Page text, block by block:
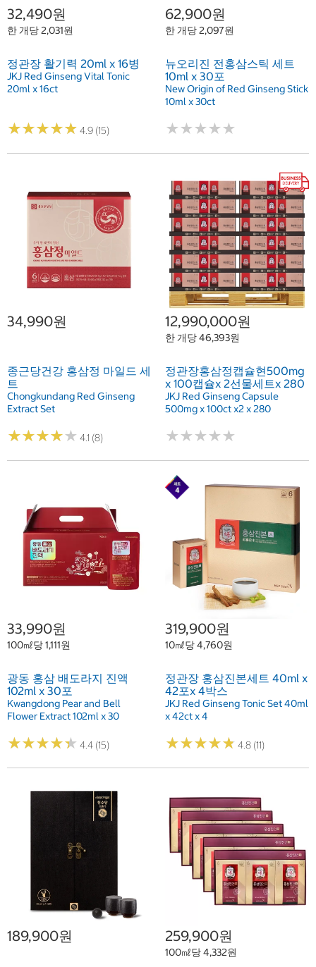
32,490원
한 개당 2,031원
정관장 활기력 20ml x 16병
JKJ Red Ginseng Vital Tonic
20ml x 16ct
★★★★★
★★★★★ 4.9 (15)
62,900원
한 개당 2,097원
뉴오리진 전홍삼스틱 세트
10ml x 30포
New Origin of Red Ginseng Stick
10ml x 30ct
★★★★★
★★★★★
34,990원
종근당건강 홍삼정 마일드 세
트
Chongkundang Red Ginseng
Extract Set
★★★★★
★★★★★ 4.1 (8)
12,990,000원
한 개당 46,393원
정관장홍삼정캡슐현500mg
x 100캡슐x 2선물세트x 280
JKJ Red Ginseng Capsule
500mg x 100ct x2 x 280
★★★★★
★★★★★
33,990원
100㎖당 1,111원
광동 홍삼 배도라지 진액
102ml x 30포
Kwangdong Pear and Bell
Flower Extract 102ml x 30
★★★★★
★★★★★ 4.4 (15)
319,900원
10㎖당 4,760원
정관장 홍삼진본세트 40ml x
42포x 4박스
JKJ Red Ginseng Tonic Set 40ml
x 42ct x 4
★★★★★
★★★★★ 4.8 (11)
189,900원 259,900원
100㎖당 4,332원